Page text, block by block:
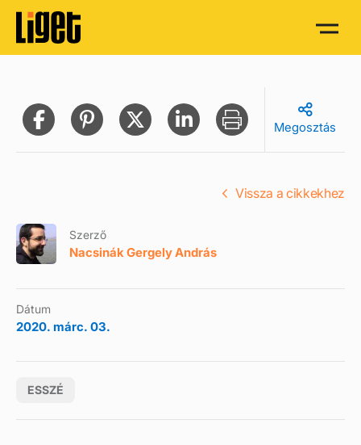
Megosztás
Szerző
Nacsinák Gergely András
Dátum
2020. márc. 03.
ESSZÉ
Vissza a cikkekhez